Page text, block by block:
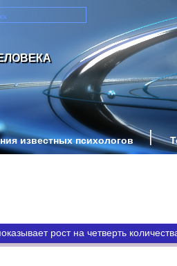
известных психологов
рост на четверть